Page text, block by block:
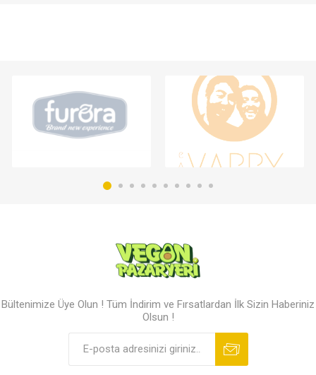
Bültenimize Üye Olun ! Tüm İndirim ve Fırsatlardan İlk Sizin Haberiniz
Olsun !